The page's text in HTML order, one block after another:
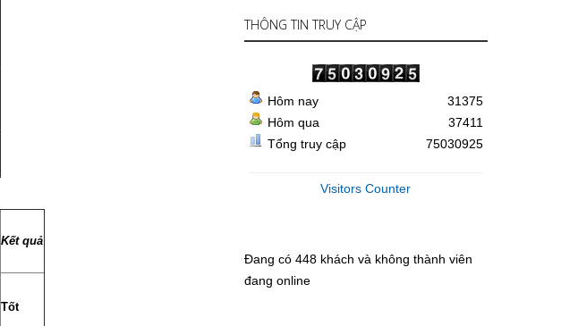
Kết quả
Tốt
THÔNG TIN TRUY CẬP
Hôm nay
Hôm qua
Tổng truy cập
31375
37411
75030925
Visitors Counter
Đang có 448 khách và không thành viên
đang online